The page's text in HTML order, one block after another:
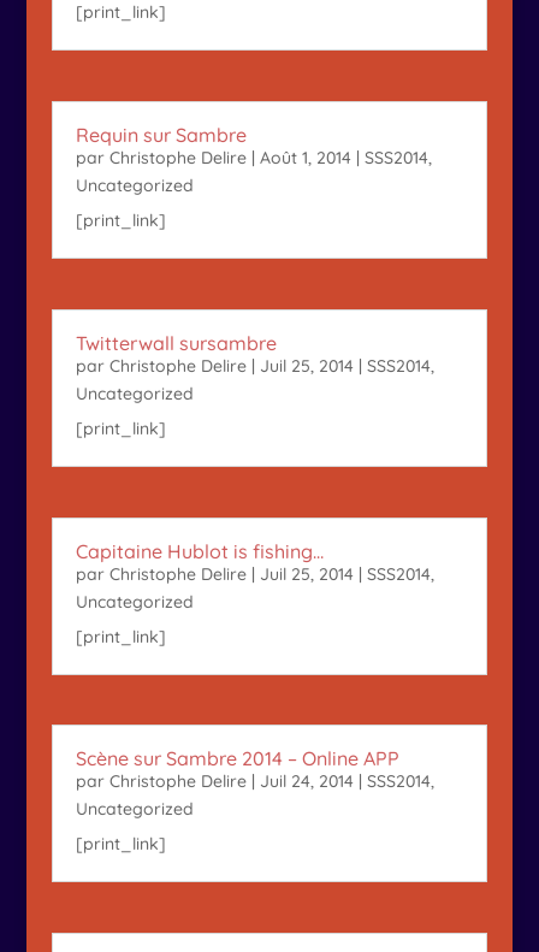
[print_link]
Requin sur Sambre
par Christophe Delire| Août 1, 2014| SSS2014,
Uncategorized
[print_link]
Twitterwall sursambre
par Christophe Delire| Juil 25, 2014| SSS2014,
Uncategorized
[print_link]
Capitaine Hublot is fishing…
par Christophe Delire| Juil 25, 2014| SSS2014,
Uncategorized
[print_link]
Scène sur Sambre 2014 – Online APP
par Christophe Delire| Juil 24, 2014| SSS2014,
Uncategorized
[print_link]